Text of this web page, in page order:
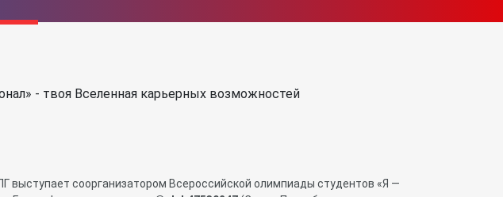
выступает соорганизатором Всероссийской олимпиады студентов «Я —